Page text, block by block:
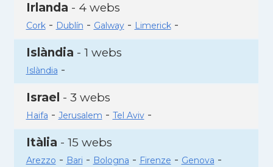
Irlanda - 4 webs
Cork- Dublín - Galway- Limerick-
Islàndia - 1 webs
Islàndia -
Israel - 3 webs
Haifa - Jerusalem - Tel Aviv-
Itàlia - 15 webs
Arezzo - Bari - Bologna - Firenze - Genova -